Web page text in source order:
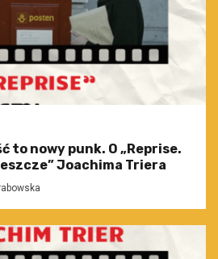
to nowy punk. O „Reprise.
Joachima Triera